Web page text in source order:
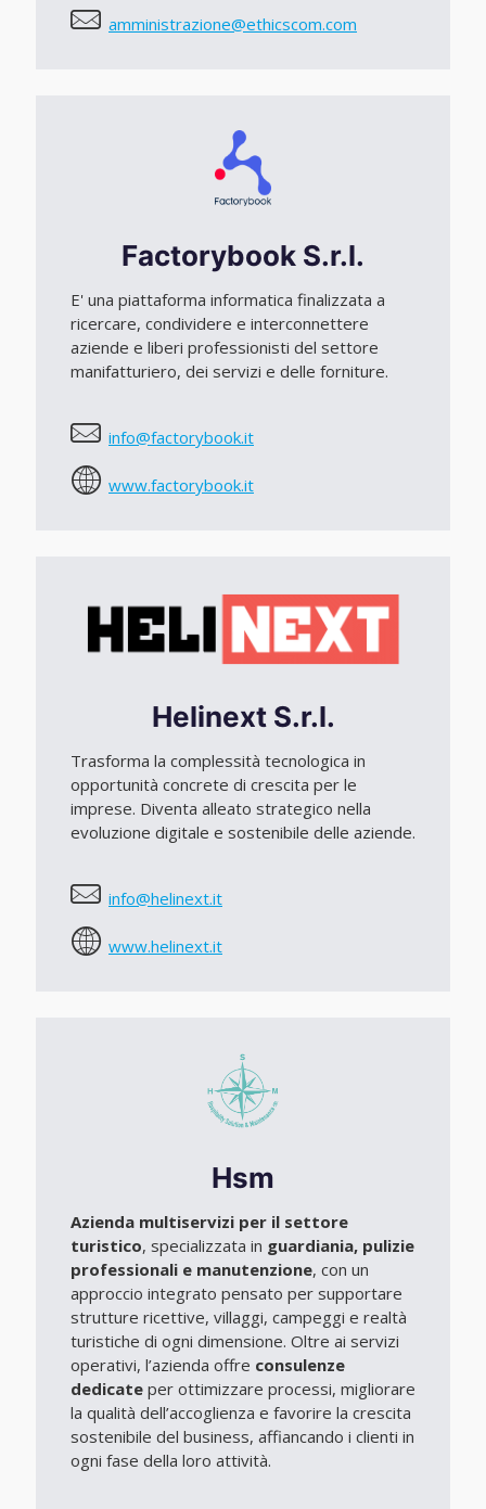
amministrazione@ethicscom.com
Factorybook S.r.l.
E' una piattaforma informatica finalizzata a
ricercare, condividere e interconnettere
aziende e liberi professionisti del settore
manifatturiero, dei servizi e delle forniture.
info@factorybook.it
www.factorybook.it
Helinext S.r.l.
Trasforma la complessità tecnologica in
opportunità concrete di crescita per le
imprese. Diventa alleato strategico nella
evoluzione digitale e sostenibile delle aziende.
info@helinext.it
www.helinext.it
Hsm
Azienda multiservizi per il settore
turistico, specializzata in guardiania, pulizie
professionali e manutenzione, con un
approccio integrato pensato per supportare
strutture ricettive, villaggi, campeggi e realtà
turistiche di ogni dimensione. Oltre ai servizi
operativi, l’azienda offre consulenze
dedicate per ottimizzare processi, migliorare
la qualità dell’accoglienza e favorire la crescita
sostenibile del business, affiancando i clienti in
ogni fase della loro attività.